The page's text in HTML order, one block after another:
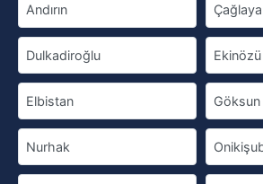
Andırın
Dulkadiroğlu Ekinözü
Elbistan Göksun
Nurhak